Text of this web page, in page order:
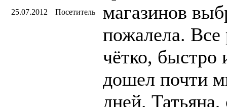
25.07.2012 Посетитель
магазинов
пожалела. Все
чётко, быстро
дошел почти
дней.